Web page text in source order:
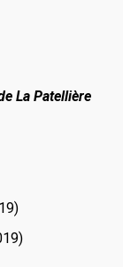
La Patellière